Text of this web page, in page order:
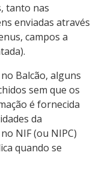
tanto nas
enviadas através
campos a
Balcão, alguns
sem que os
é fornecida
da
NIF (ou NIPC)
quando se